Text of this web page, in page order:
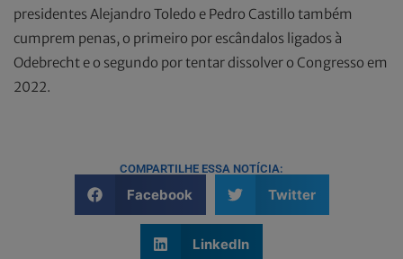
presidentes Alejandro Toledo e Pedro Castillo também
cumprem penas, o primeiro por escândalos ligados à
Odebrecht e o segundo por tentar dissolver o Congresso em
2022.
COMPARTILHE ESSA NOTÍCIA:
Facebook Twitter
LinkedIn